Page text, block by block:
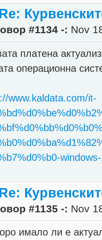
#1134 -: Nov
платена
операционна
www.kaldata.com/it-
#1135 -: Nov
имало ли е